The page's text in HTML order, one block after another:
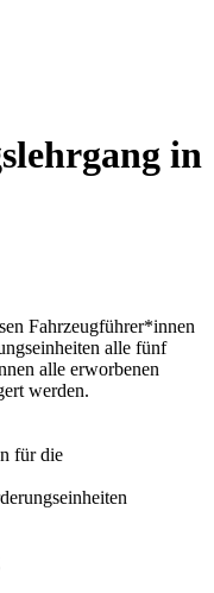
in
Fahrzeugführer*innen
alle fünf
alle erworbenen
werden.
für die